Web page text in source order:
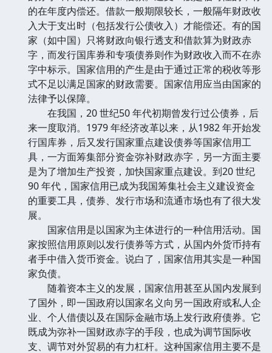
的在年度内偿还。借款一般期限较长，一般隔年财政收
入大于支出时（包括发行公债收入）才能偿还。有的国
家（如中国）只将财政向银行透支和借款算为财政赤
字，而发行国库券和专项债券则作为财政收入而不在赤
字中标示。国家信用的产生是由于通过正常的税收等形
式不足以满足国家的财政需要。国家信用应当由国家的
法律予以保障。
在我国，20 世纪50 年代初期曾发行过公债券，后
来一度取消。1979 年经济改革以来，从1982 年开始发
行国库券，后又发行国家重点建设债券等国家信用工
具，一方面筹集部分资金弥补财政赤字，另一方面主要
是为了增加生产投资，加快国家重点建设。到20 世纪
90 年代，国家信用已成为我国筹集社会主义建设资金
的重要工具，债券、发行市场和流通市场也有了很大发
展。
国家信用是以国家为主体进行的一种信用活动。国
家按照信用原则以发行债券等方式，从国内外货币持有
者手中借入货币资金。说白了，国家信用其实是一种国
家负债。
随着资本主义的发展，国家信用甚至从国内发展到
了国外，即一国政府以国家名义向另一国政府或私人企
业、个人借债以及在国际金融市场上发行政府债券。它
既成为弥补一国财政赤字的手段，也成为调节国际收
支、调节对外贸易的有力杠杆。这种国家信用主要不是